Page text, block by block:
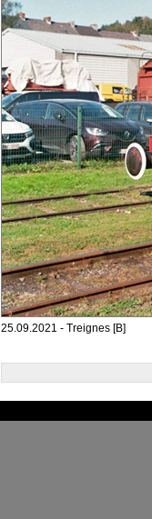
25.09.2021 - Treignes [B]